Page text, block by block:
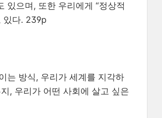
있으며, 또한 우리에게 “정상적
있다. 239p
는 방식, 우리가 세계를 지각하
, 우리가 어떤 사회에 살고 싶은